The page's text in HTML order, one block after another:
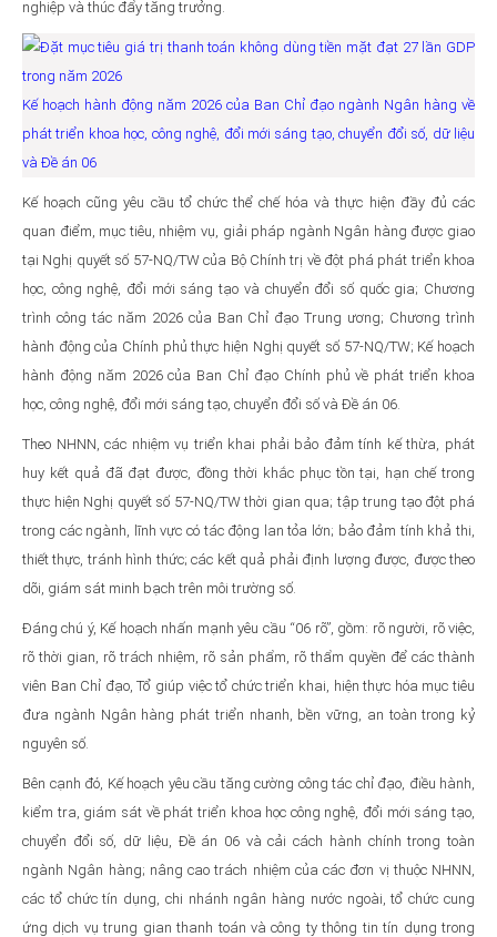
nghiệp và thúc đẩy tăng trưởng.
Kế hoạch hành động năm 2026 của Ban Chỉ đạo ngành Ngân hàng về
phát triển khoa học, công nghệ, đổi mới sáng tạo, chuyển đổi số, dữ liệu
và Đề án 06
Kế hoạch cũng yêu cầu tổ chức thể chế hóa và thực hiện đầy đủ các
quan điểm, mục tiêu, nhiệm vụ, giải pháp ngành Ngân hàng được giao
tại Nghị quyết số 57-NQ/TW của Bộ Chính trị về đột phá phát triển khoa
học, công nghệ, đổi mới sáng tạo và chuyển đổi số quốc gia; Chương
trình công tác năm 2026 của Ban Chỉ đạo Trung ương; Chương trình
hành động của Chính phủ thực hiện Nghị quyết số 57-NQ/TW; Kế hoạch
hành động năm 2026 của Ban Chỉ đạo Chính phủ về phát triển khoa
học, công nghệ, đổi mới sáng tạo, chuyển đổi số và Đề án 06.
Theo NHNN, các nhiệm vụ triển khai phải bảo đảm tính kế thừa, phát
huy kết quả đã đạt được, đồng thời khắc phục tồn tại, hạn chế trong
thực hiện Nghị quyết số 57-NQ/TW thời gian qua; tập trung tạo đột phá
trong các ngành, lĩnh vực có tác động lan tỏa lớn; bảo đảm tính khả thi,
thiết thực, tránh hình thức; các kết quả phải định lượng được, được theo
dõi, giám sát minh bạch trên môi trường số.
Đáng chú ý, Kế hoạch nhấn mạnh yêu cầu “06 rõ”, gồm: rõ người, rõ việc,
rõ thời gian, rõ trách nhiệm, rõ sản phẩm, rõ thẩm quyền để các thành
viên Ban Chỉ đạo, Tổ giúp việc tổ chức triển khai, hiện thực hóa mục tiêu
đưa ngành Ngân hàng phát triển nhanh, bền vững, an toàn trong kỷ
nguyên số.
Bên cạnh đó, Kế hoạch yêu cầu tăng cường công tác chỉ đạo, điều hành,
kiểm tra, giám sát về phát triển khoa học công nghệ, đổi mới sáng tạo,
chuyển đổi số, dữ liệu, Đề án 06 và cải cách hành chính trong toàn
ngành Ngân hàng; nâng cao trách nhiệm của các đơn vị thuộc NHNN,
các tổ chức tín dụng, chi nhánh ngân hàng nước ngoài, tổ chức cung
ứng dịch vụ trung gian thanh toán và công ty thông tin tín dụng trong